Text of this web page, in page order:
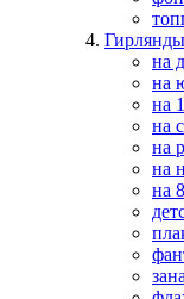
на
на
на
на
на
на
на